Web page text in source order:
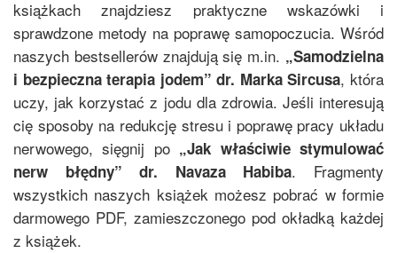
książkach znajdziesz praktyczne wskazówki i
sprawdzone metody na poprawę samopoczucia. Wśród
naszych bestsellerów znajdują się m.in. „Samodzielna
i bezpieczna terapia jodem”dr. Marka Sircusa, która
uczy, jak korzystać z jodu dla zdrowia. Jeśli interesują
cię sposoby na redukcję stresu i poprawę pracy układu
nerwowego, sięgnij po „Jak właściwie stymulować
nerw błędny”dr. Navaza Habiba. Fragmenty
wszystkich naszych książek możesz pobrać w formie
darmowego PDF, zamieszczonego pod okładką każdej
z książek.